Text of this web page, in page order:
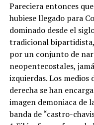
Pareciera entonces
hubiese llegado para
dominado desde el
tradicional
por un conjunto de
neopentecostales,
izquierdas. Los medios
derecha se han
imagen demoniaca de
banda de “castro-